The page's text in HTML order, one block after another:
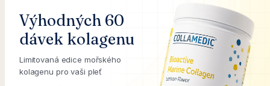
Výhodných 60
dávek kolagenu
Limitovaná edice mořského
kolagenu pro vaši pleť